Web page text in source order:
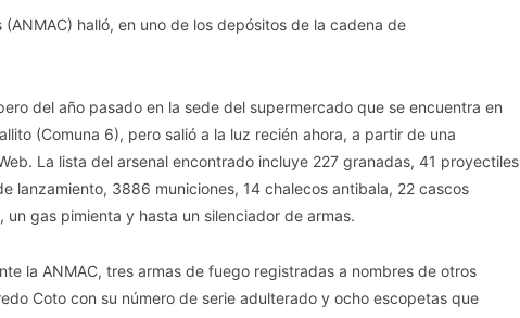
halló, en uno de los depósitos de la cadena de
del año pasado en la sede del supermercado que se encuentra en
(Comuna 6), pero salió a la luz recién ahora, a partir de una
La lista del arsenal encontrado incluye 227 granadas, 41 proyectiles
lanzamiento, 3886 municiones, 14 chalecos antibala, 22 cascos
gas pimienta y hasta un silenciador de armas.
la ANMAC, tres armas de fuego registradas a nombres de otros
Coto con su número de serie adulterado y ocho escopetas que